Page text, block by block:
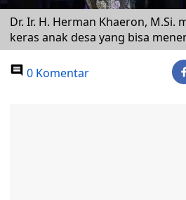
Dr. Ir. H. Herman Khaeron, M.Si.
keras anak desa yang bisa
0 Komentar